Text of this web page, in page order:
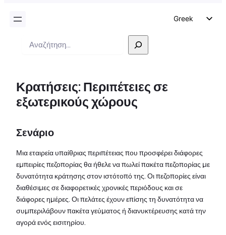
Greek
Polish
Czech
Αναζήτηση
Κρατήσεις: Περιπέτειες σε
εξωτερικούς χώρους
Σενάριο
Μια εταιρεία υπαίθριας περιπέτειας που προσφέρει διάφορες
εμπειρίες πεζοπορίας θα ήθελε να πωλεί πακέτα πεζοπορίας με
δυνατότητα κράτησης στον ιστότοπό της. Οι πεζοπορίες είναι
διαθέσιμες σε διαφορετικές χρονικές περιόδους και σε
διάφορες ημέρες. Οι πελάτες έχουν επίσης τη δυνατότητα να
συμπεριλάβουν πακέτα γεύματος ή διανυκτέρευσης κατά την
αγορά ενός εισιτηρίου.